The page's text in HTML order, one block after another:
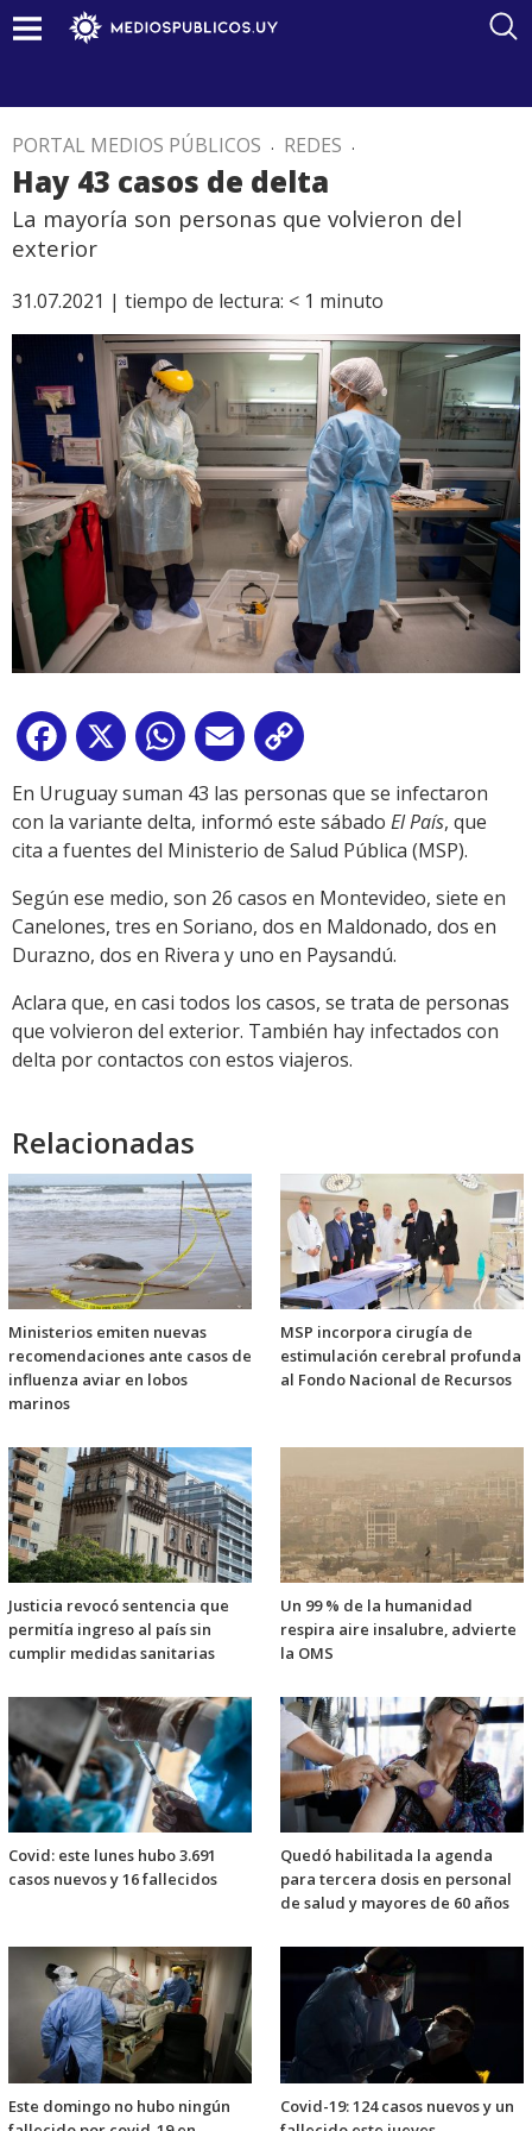
PORTAL MEDIOS PÚBLICOS . REDES .
Hay 43 casos de delta
La mayoría son personas que volvieron del
exterior
31.07.2021 | tiempo de lectura: < 1 minuto
Facebook
X WhatsApp
Email
Link
En Uruguay suman 43 las personas que se infectaron
con la variante delta, informó este sábado El País, que
cita a fuentes del Ministerio de Salud Pública (MSP).
Según ese medio, son 26 casos en Montevideo, siete en
Canelones, tres en Soriano, dos en Maldonado, dos en
Durazno, dos en Rivera y uno en Paysandú.
Aclara que, en casi todos los casos, se trata de personas
que volvieron del exterior. También hay infectados con
delta por contactos con estos viajeros.
Relacionadas
Ministerios emiten nuevas
recomendaciones ante casos de
influenza aviar en lobos
marinos
MSP incorpora cirugía de
estimulación cerebral profunda
al Fondo Nacional de Recursos
Justicia revocó sentencia que
permitía ingreso al país sin
cumplir medidas sanitarias
Un 99 % de la humanidad
respira aire insalubre, advierte
la OMS
Covid: este lunes hubo 3.691
casos nuevos y 16 fallecidos
Quedó habilitada la agenda
para tercera dosis en personal
de salud y mayores de 60 años
Este domingo no hubo ningún
Covid-19: 124 casos nuevos y un